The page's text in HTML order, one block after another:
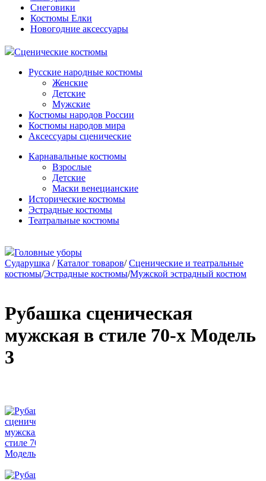
Снеговики
Костюмы Елки
Новогодние аксессуары
Сценические костюмы
Русские народные костюмы
Женские
Детские
Мужские
Костюмы народов России
Костюмы народов мира
Аксессуары сценические
Карнавальные костюмы
Взрослые
Детские
Маски венецианские
Исторические костюмы
Эстрадные костюмы
Театральные костюмы
Головные уборы
Сударушка / Каталог товаров/ Сценические и театральные
костюмы/Эстрадные костюмы/Мужской эстрадный костюм
Рубашка сценическая
мужская в стиле 70-х Модель
3